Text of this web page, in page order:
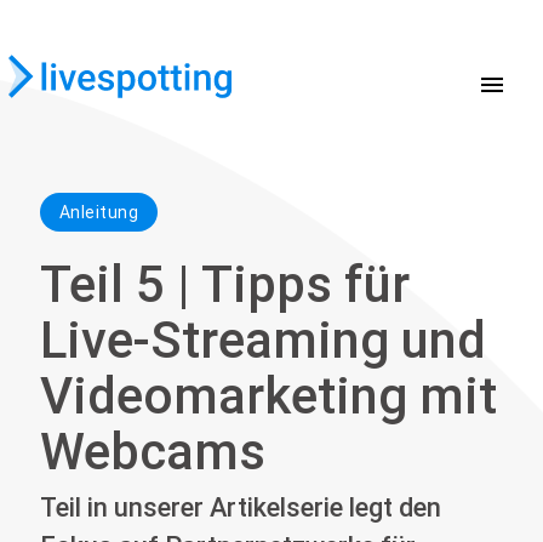
menu
Anleitung
Teil 5 | Tipps für
Live-Streaming und
Videomarketing mit
Webcams
Teil in unserer Artikelserie legt den